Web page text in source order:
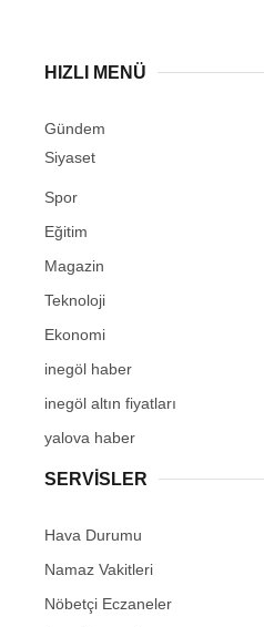
HIZLI MENÜ
Gündem
Siyaset
Spor
Eğitim
Magazin
Teknoloji
Ekonomi
inegöl haber
inegöl altın fiyatları
yalova haber
SERVİSLER
Hava Durumu
Namaz Vakitleri
Nöbetçi Eczaneler